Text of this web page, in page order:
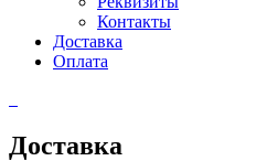
Контакты
Доставка
Оплата
Доставка